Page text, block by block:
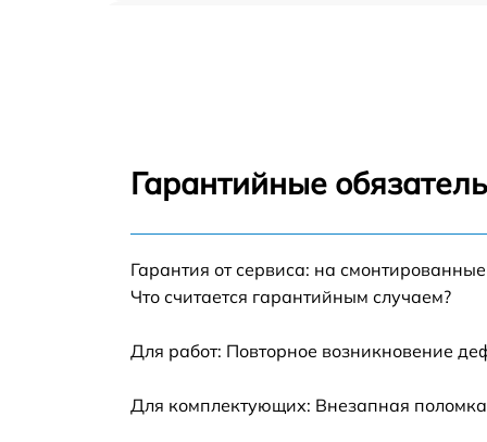
Ремонт модуля управления Midea MIH
Замена сенсора Midea MIH 64767 FRB
Гарантийные
Гарантия от сервиса: на
Что считается гарантийным случаем?
Для работ: Повторное возникновение
Для комплектующих: Внезапная